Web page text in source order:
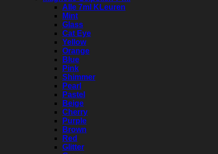
Alle 7ml KLeuren
Mint
Glass
Cat Eye
Yellow
Orange
Blue
Pink
Shimmer
Pearl
Pastel
Beige
Cherry
Purple
Brown
Red
Glitter